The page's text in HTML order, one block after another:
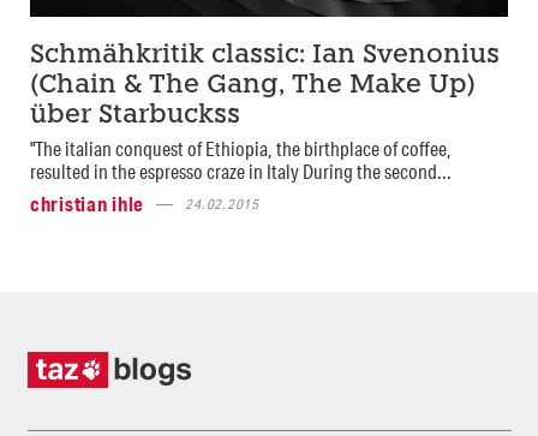
Schmähkritik classic: Ian Svenonius
(Chain & The Gang, The Make Up)
über Starbuckss
"The italian conquest of Ethiopia, the birthplace of coffee,
resulted in the espresso craze in Italy During the second...
christian ihle
24.02.2015